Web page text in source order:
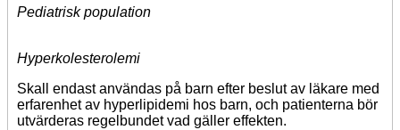
Pediatrisk population
Hyperkolesterolemi
Skall endast användas på barn efter beslut av läkare med
erfarenhet av hyperlipidemi hos barn, och patienterna bör
utvärderas regelbundet vad gäller effekten.